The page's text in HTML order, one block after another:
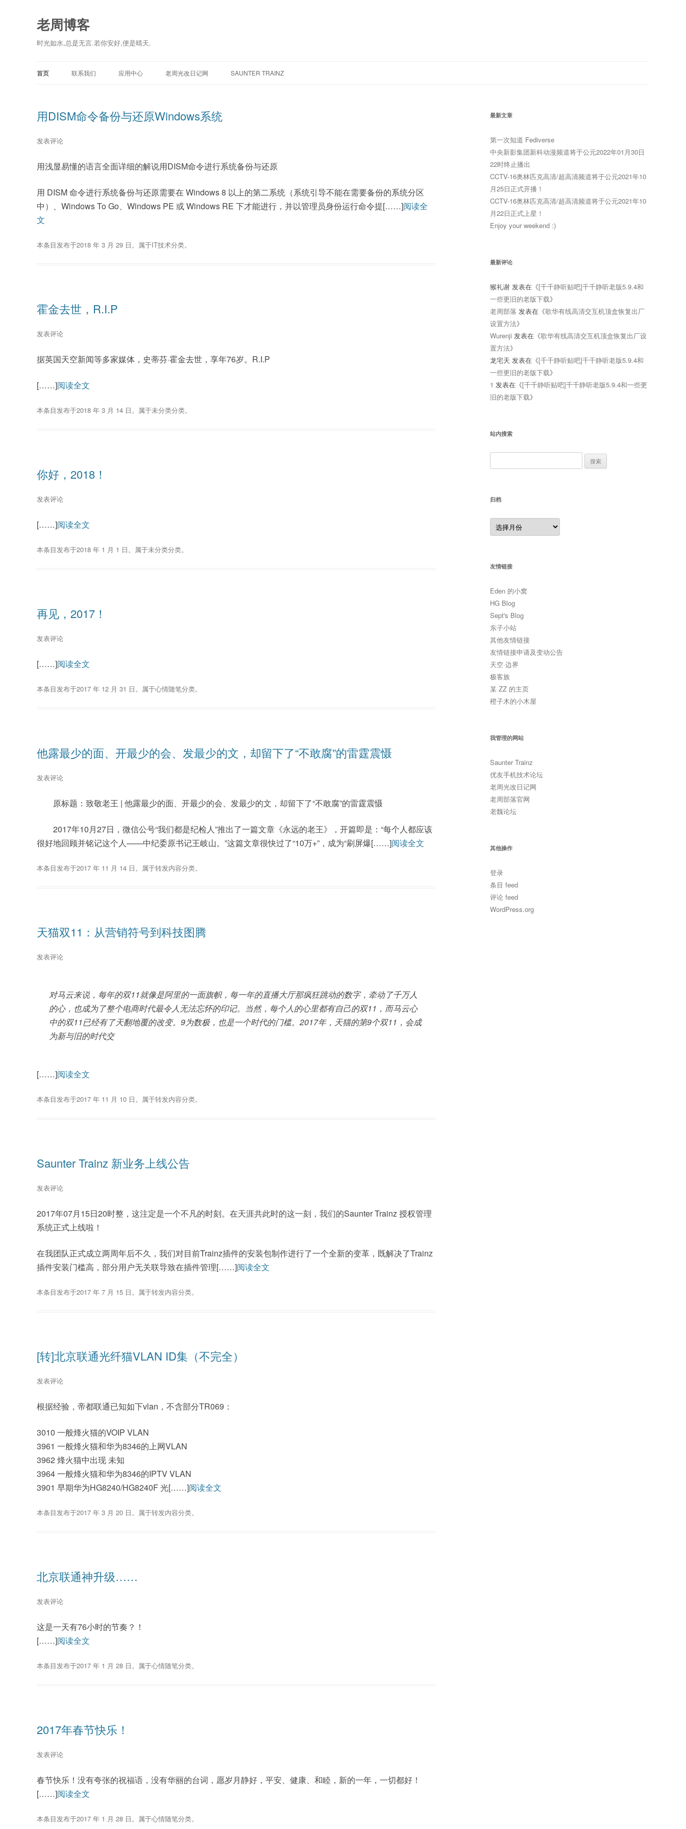
老周博客
时光如水,总是无言.若你安好,便是晴天.
首页 联系我们 应用中心 老周光改日记网 SAUNTER TRAINZ
用DISM命令备份与还原Windows系统
发表评论
用浅显易懂的语言全面详细的解说用DISM命令进行系统备份与还原
用 DISM 命令进行系统备份与还原需要在 Windows 8 以上的第二系统（系统引导不能在需要备份的系统分区
中）、Windows To Go、Windows PE 或 Windows RE 下才能进行，并以管理员身份运行命令提[……]阅读全
文
本条目发布于2018 年 3 月 29 日。属于IT技术分类。
霍金去世，R.I.P
发表评论
据英国天空新闻等多家媒体，史蒂芬·霍金去世，享年76岁。R.I.P
[……]阅读全文
本条目发布于2018 年 3 月 14 日。属于未分类分类。
你好，2018！
发表评论
[……]阅读全文
本条目发布于2018 年 1 月 1 日。属于未分类分类。
再见，2017！
发表评论
[……]阅读全文
本条目发布于2017 年 12 月 31 日。属于心情随笔分类。
他露最少的面、开最少的会、发最少的文，却留下了“不敢腐”的雷霆震慑
发表评论
原标题：致敬老王 | 他露最少的面、开最少的会、发最少的文，却留下了“不敢腐”的雷霆震慑
2017年10月27日，微信公号“我们都是纪检人”推出了一篇文章《永远的老王》，开篇即是：“每个人都应该
很好地回顾并铭记这个人——中纪委原书记王岐山。”这篇文章很快过了“10万+”，成为“刷屏爆[……]阅读全文
本条目发布于2017 年 11 月 14 日。属于转发内容分类。
天猫双11：从营销符号到科技图腾
发表评论
对马云来说，每年的双11就像是阿里的一面旗帜，每一年的直播大厅那疯狂跳动的数字，牵动了千万人
的心，也成为了整个电商时代最令人无法忘怀的印记。当然，每个人的心里都有自己的双11，而马云心
中的双11已经有了天翻地覆的改变。9为数极，也是一个时代的门槛。2017年，天猫的第9个双11，会成
为新与旧的时代交
[……]阅读全文
本条目发布于2017 年 11 月 10 日。属于转发内容分类。
Saunter Trainz 新业务上线公告
发表评论
2017年07月15日20时整，这注定是一个不凡的时刻。在天涯共此时的这一刻，我们的Saunter Trainz 授权管理
系统正式上线啦！
在我团队正式成立两周年后不久，我们对目前Trainz插件的安装包制作进行了一个全新的变革，既解决了Trainz
插件安装门槛高，部分用户无关联导致在插件管理[……]阅读全文
本条目发布于2017 年 7 月 15 日。属于转发内容分类。
[转]北京联通光纤猫VLAN ID集（不完全）
发表评论
根据经验，帝都联通已知如下vlan，不含部分TR069：
3010 一般烽火猫的VOIP VLAN
3961 一般烽火猫和华为8346的上网VLAN
3962 烽火猫中出现 未知
3964 一般烽火猫和华为8346的IPTV VLAN
3901 早期华为HG8240/HG8240F 光[……]阅读全文
本条目发布于2017 年 3 月 20 日。属于转发内容分类。
北京联通神升级……
发表评论
这是一天有76小时的节奏？！
[……]阅读全文
本条目发布于2017 年 1 月 28 日。属于心情随笔分类。
2017年春节快乐！
发表评论
春节快乐！没有夸张的祝福语，没有华丽的台词，愿岁月静好，平安、健康、和睦，新的一年，一切都好！
[……]阅读全文
本条目发布于2017 年 1 月 28 日。属于心情随笔分类。
最新文章
第一次知道 Fediverse
中央新影集团新科动漫频道将于公元2022年01月30日
22时终止播出
CCTV-16奥林匹克高清/超高清频道将于公元2021年10
月25日正式开播！
CCTV-16奥林匹克高清/超高清频道将于公元2021年10
月22日正式上星！
Enjoy your weekend :)
最新评论
猴礼谢发表在《[千千静听贴吧]千千静听老版5.9.4和
一些更旧的老版下载》
老周部落 发表在《歌华有线高清交互机顶盒恢复出厂
设置方法》
Wurenji 发表在《歌华有线高清交互机顶盒恢复出厂设
置方法》
龙宅天 发表在《[千千静听贴吧]千千静听老版5.9.4和
一些更旧的老版下载》
1 发表在《[千千静听贴吧]千千静听老版5.9.4和一些更
旧的老版下载》
站内搜索
索：
归档
归
档
友情链接
Eden 的小窝
HG Blog
Sept's Blog
东子小站
其他友情链接
友情链接申请及变动公告
天空·边界
极客族
某 ZZ 的主页
橙子木的小木屋
我管理的网站
Saunter Trainz
优友手机技术论坛
老周光改日记网
老周部落官网
老魏论坛
其他操作
登录
条目 feed
评论 feed
WordPress.org